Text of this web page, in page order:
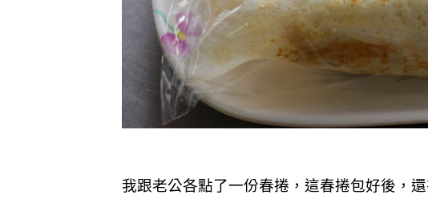
我跟老公各點了一份春捲，這春捲包好後，